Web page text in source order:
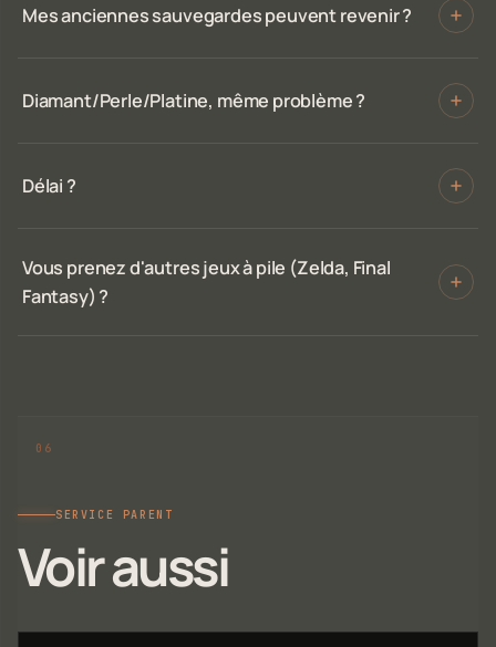
Mes anciennes sauvegardes peuvent revenir ?
Diamant/Perle/Platine, même problème ?
Délai ?
Vous prenez d'autres jeux à pile (Zelda, Final
Fantasy) ?
SERVICE PARENT
Voir aussi